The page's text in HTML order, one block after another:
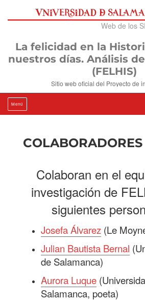
Web de los
La felicidad en la
nuestros días. Análisis
(FELHIS)
Sitio web oficial del Proyecto de
Menú
COLABORADORES
Colaboran en el
investigación de
siguientes
Josefa Álvarez(Le
Julian Bautista Bernal
de Salamanca)
Aurora Luque
Salamanca, poeta)